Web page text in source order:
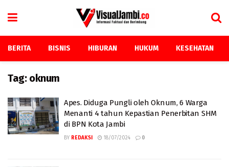
BERITA BISNIS HIBURAN HUKUM KESEHATAN
Tag: oknum
Apes. Diduga Pungli oleh Oknum, 6 Warga
Menanti 4 tahun Kepastian Penerbitan SHM
di BPN Kota Jambi
BY REDAKSI 18/07/2024 0